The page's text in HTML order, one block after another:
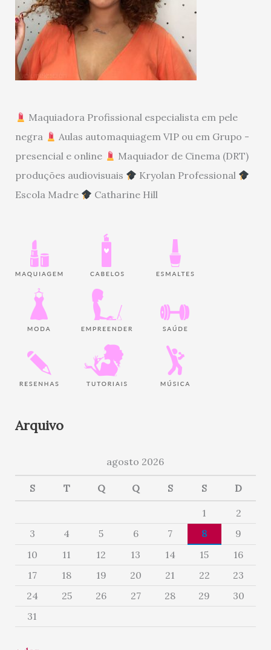
Maquiadora Profissional especialista em pele
negra
Aulas automaquiagem VIP ou em Grupo -
presencial e online
Maquiador de Cinema (DRT)
produções audiovisuais
Kryolan Professional
Escola Madre
Catharine Hill
Arquivo
agosto 2026
S T Q Q S S D
1
2
3
4 5 6 7 8
9
10
11 12 13 14 15
16
17
18 19 20 21 22
23
24
25 26 27 28 29
30
31